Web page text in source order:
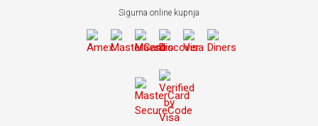
Sigurna online kupnja